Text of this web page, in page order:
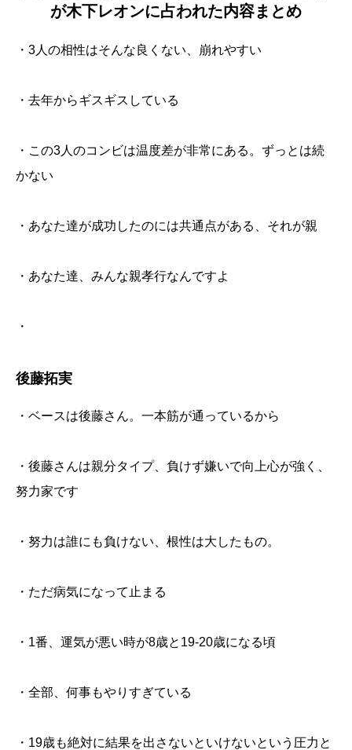
が木下レオンに占われた内容まとめ
・3人の相性はそんな良くない、崩れやすい
・去年からギスギスしている
・この3人のコンビは温度差が非常にある。ずっとは続
かない
・あなた達が成功したのには共通点がある、それが親
・あなた達、みんな親孝行なんですよ
・
後藤拓実
・ベースは後藤さん。一本筋が通っているから
・後藤さんは親分タイプ、負けず嫌いで向上心が強く、
努力家です
・努力は誰にも負けない、根性は大したもの。
・ただ病気になって止まる
・1番、運気が悪い時が8歳と19-20歳になる頃
・全部、何事もやりすぎている
・19歳も絶対に結果を出さないといけないという圧力と